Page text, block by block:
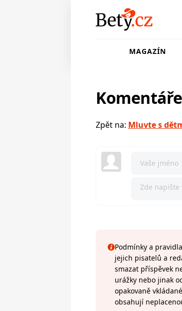
MAGAZÍN
Zpět na: Mluvte s
Podmínky a
jejich pisatelů a
smazat příspěvek
urážky nebo jinak
opakovaně
obsahují